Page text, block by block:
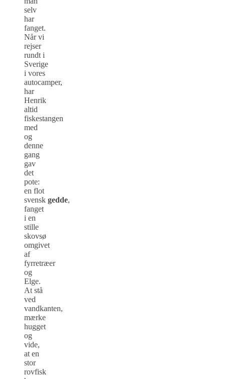
selv
har
fanget.
Når vi
rejser
rundt i
Sverige
i vores
autocamper,
har
Henrik
altid
fiskestangen
med
og
denne
gang
gav
det
pote:
en flot
svensk gedde,
fanget
i en
stille
skovsø
omgivet
af
fyrretræer
og
Elge.
At stå
ved
vandkanten,
mærke
hugget
og
vide,
at en
stor
rovfisk